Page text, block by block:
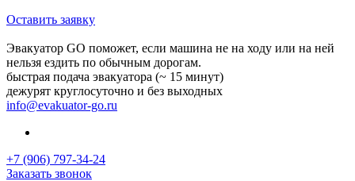
Оставить заявку
Эвакуатор GO поможет, если машина не на ходу или на ней
нельзя ездить по обычным дорогам.
быстрая подача эвакуатора (~ 15 минут)
дежурят круглосуточно и без выходных
info@evakuator-go.ru
+7 (906) 797-34-24
Заказать звонок